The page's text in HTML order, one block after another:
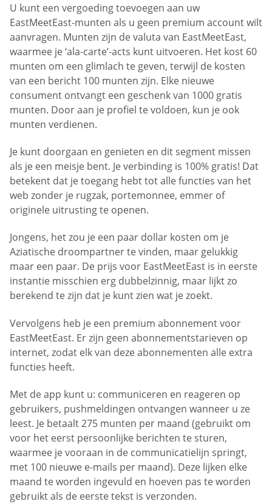
U kunt een vergoeding toevoegen aan uw
EastMeetEast-munten als u geen premium account wilt
aanvragen. Munten zijn de valuta van EastMeetEast,
waarmee je ‘ala-carte’-acts kunt uitvoeren. Het kost 60
munten om een glimlach te geven, terwijl de kosten
van een bericht 100 munten zijn. Elke nieuwe
consument ontvangt een geschenk van 1000 gratis
munten. Door aan je profiel te voldoen, kun je ook
munten verdienen.
Je kunt doorgaan en genieten en dit segment missen
als je een meisje bent. Je verbinding is 100% gratis! Dat
betekent dat je toegang hebt tot alle functies van het
web zonder je rugzak, portemonnee, emmer of
originele uitrusting te openen.
Jongens, het zou je een paar dollar kosten om je
Aziatische droompartner te vinden, maar gelukkig
maar een paar. De prijs voor EastMeetEast is in eerste
instantie misschien erg dubbelzinnig, maar lijkt zo
berekend te zijn dat je kunt zien wat je zoekt.
Vervolgens heb je een premium abonnement voor
EastMeetEast. Er zijn geen abonnementstarieven op
internet, zodat elk van deze abonnementen alle extra
functies heeft.
Met de app kunt u: communiceren en reageren op
gebruikers, pushmeldingen ontvangen wanneer u ze
leest. Je betaalt 275 munten per maand (gebruikt om
voor het eerst persoonlijke berichten te sturen,
waarmee je vooraan in de communicatielijn springt,
met 100 nieuwe e-mails per maand). Deze lijken elke
maand te worden ingevuld en hoeven pas te worden
gebruikt als de eerste tekst is verzonden.